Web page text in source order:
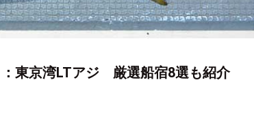
東京湾LTアジ 厳選船宿8選も紹介